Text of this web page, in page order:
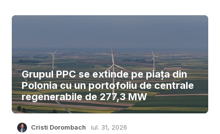
Grupul PPC se extinde pe piața din
Polonia cu un portofoliu de centrale
regenerabile de 277,3 MW
Cristi Dorombach iul. 31, 2026